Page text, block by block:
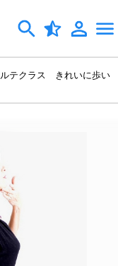
ルテクラス きれいに歩い